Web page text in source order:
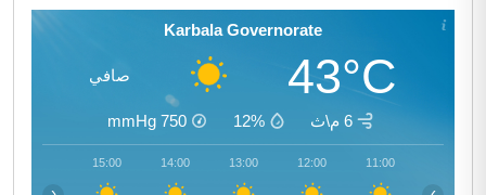
Karbala Governorate
43°C صافي
6 م\ث 12%
750
mmHg
11:00
12:00
13:00
14:00
15:00